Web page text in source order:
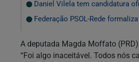
Daniel Vilela tem candidatura
Federação PSOL-Rede
A deputada Magda Moffato
“Foi algo inaceitável. Todos nós